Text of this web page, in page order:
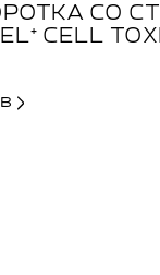
СО
CELL